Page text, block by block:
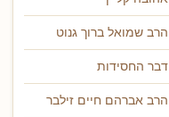
הרב שמואל ברוך גנוט
דבר החסידות
הרב אברהם חיים זילבר